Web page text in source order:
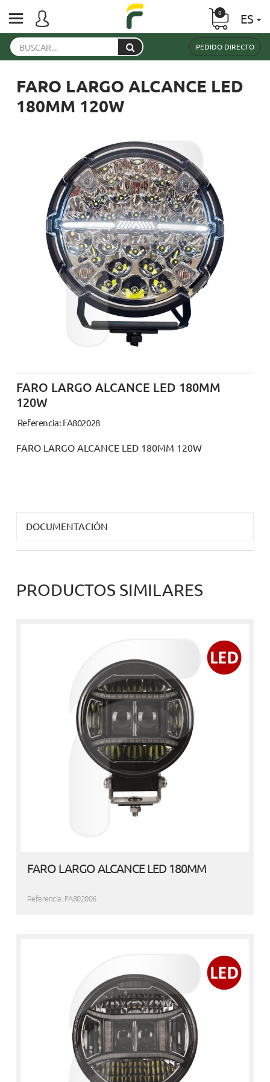
PEDIDO DIRECTO
ES
0
FARO LARGO ALCANCE LED
180MM 120W
FARO LARGO ALCANCE LED 180MM
120W
Referencia: FA802028
FARO LARGO ALCANCE LED 180MM 120W
DOCUMENTACIÓN
PRODUCTOS SIMILARES
FARO LARGO ALCANCE LED 180MM
Referencia: FA802006